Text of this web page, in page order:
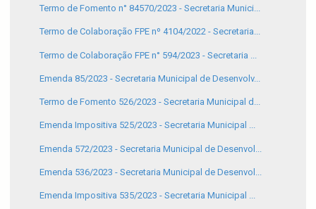
Termo de Fomento n° 84570/2023 - Secretaria Munici...
Termo de Colaboração FPE nº 4104/2022 - Secretaria...
Termo de Colaboração FPE n° 594/2023 - Secretaria ...
Emenda 85/2023 - Secretaria Municipal de Desenvolv...
Termo de Fomento 526/2023 - Secretaria Municipal d...
Emenda Impositiva 525/2023 - Secretaria Municipal ...
Emenda 572/2023 - Secretaria Municipal de Desenvol...
Emenda 536/2023 - Secretaria Municipal de Desenvol...
Emenda Impositiva 535/2023 - Secretaria Municipal ...